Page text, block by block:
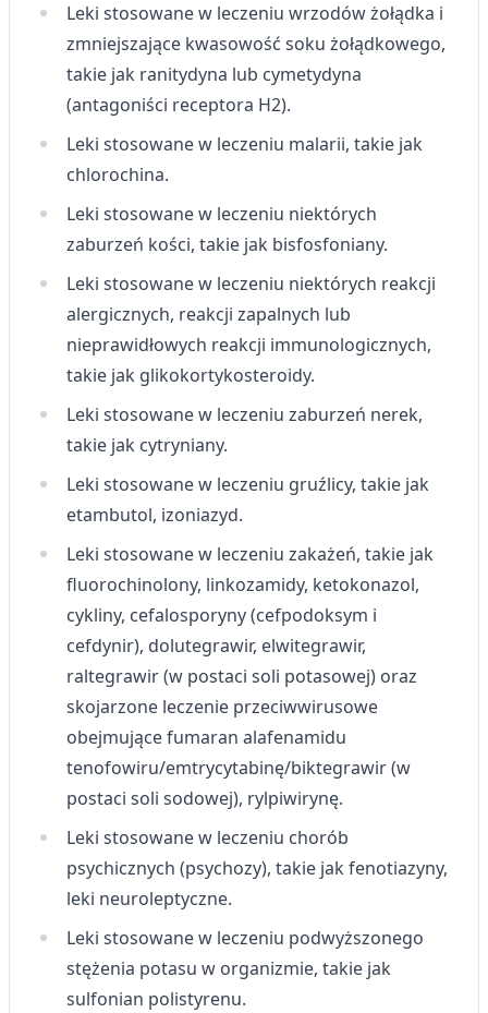
Leki stosowane w leczeniu wrzodów żołądka i
zmniejszające kwasowość soku żołądkowego,
takie jak ranitydyna lub cymetydyna
(antagoniści receptora H2).
Leki stosowane w leczeniu malarii, takie jak
chlorochina.
Leki stosowane w leczeniu niektórych
zaburzeń kości, takie jak bisfosfoniany.
Leki stosowane w leczeniu niektórych reakcji
alergicznych, reakcji zapalnych lub
nieprawidłowych reakcji immunologicznych,
takie jak glikokortykosteroidy.
Leki stosowane w leczeniu zaburzeń nerek,
takie jak cytryniany.
Leki stosowane w leczeniu gruźlicy, takie jak
etambutol, izoniazyd.
Leki stosowane w leczeniu zakażeń, takie jak
fluorochinolony, linkozamidy, ketokonazol,
cykliny, cefalosporyny (cefpodoksym i
cefdynir), dolutegrawir, elwitegrawir,
raltegrawir (w postaci soli potasowej) oraz
skojarzone leczenie przeciwwirusowe
obejmujące fumaran alafenamidu
tenofowiru/emtrycytabinę/biktegrawir (w
postaci soli sodowej), rylpiwirynę.
Leki stosowane w leczeniu chorób
psychicznych (psychozy), takie jak fenotiazyny,
leki neuroleptyczne.
Leki stosowane w leczeniu podwyższonego
stężenia potasu w organizmie, takie jak
sulfonian polistyrenu.
wyboru treści
Funkcje specjalne IAB:
Użycie dokładnych danych
geolokalizacyjnych
Identyfikowanie urządzeń na podstawie
Cele przetwarzania inne niż IAB:
Wydajność (Performance)
Reklama / śledzenie